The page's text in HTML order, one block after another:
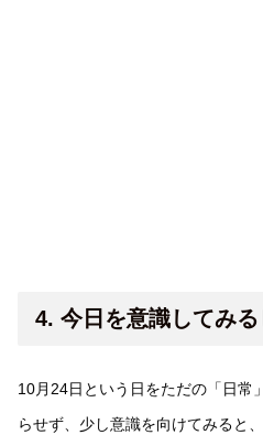
4. 今日を意識してみる
10月24日という日をただの「日常
らせず、少し意識を向けてみると